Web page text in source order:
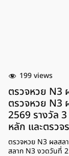
199 views
ตรวจหวย N3
ตรวจหวย N3
2569 รางวัล
หลัก และตรว
ตรวจหวย N3 ผลส
สลาก N3 งวดวันที่